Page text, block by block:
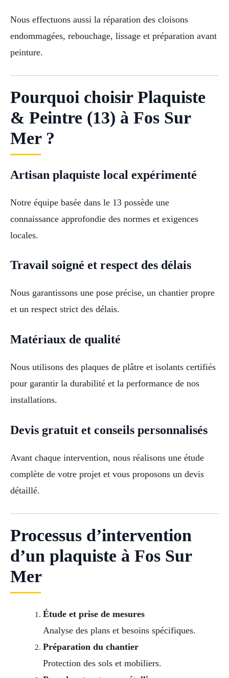
Nous effectuons aussi la réparation des cloisons
endommagées, rebouchage, lissage et préparation avant
peinture.
Pourquoi choisir Plaquiste
& Peintre (13) à Fos Sur
Mer ?
Artisan plaquiste local expérimenté
Notre équipe basée dans le 13 possède une
connaissance approfondie des normes et exigences
locales.
Travail soigné et respect des délais
Nous garantissons une pose précise, un chantier propre
et un respect strict des délais.
Matériaux de qualité
Nous utilisons des plaques de plâtre et isolants certifiés
pour garantir la durabilité et la performance de nos
installations.
Devis gratuit et conseils personnalisés
Avant chaque intervention, nous réalisons une étude
complète de votre projet et vous proposons un devis
détaillé.
Processus d’intervention
d’un plaquiste à Fos Sur
Mer
Étude et prise de mesures
Analyse des plans et besoins spécifiques.
Préparation du chantier
Protection des sols et mobiliers.